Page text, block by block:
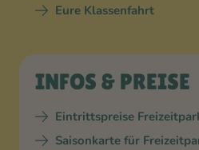
Eure Klassenfahrt
INFOS & PREISE
Eintrittspreise
Saisonkarte für